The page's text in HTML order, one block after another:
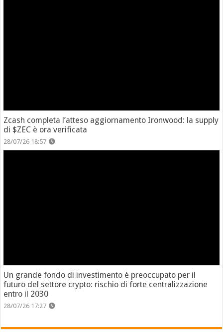
Zcash completa l’atteso aggiornamento Ironwood: la supply
di $ZEC è ora verificata
28/07/26 18:57
Un grande fondo di investimento è preoccupato per il
futuro del settore crypto: rischio di forte centralizzazione
entro il 2030
28/07/26 17:27